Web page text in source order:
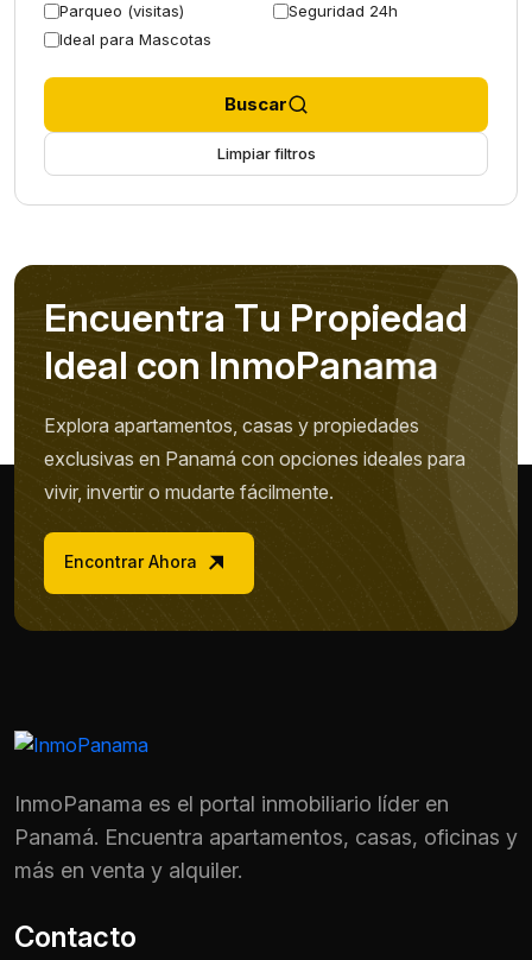
Parqueo (visitas)
Seguridad 24h
Ideal para Mascotas
Buscar
Limpiar filtros
Encuentra Tu Propiedad
Ideal con InmoPanama
Explora apartamentos, casas y propiedades
exclusivas en Panamá con opciones ideales para
vivir, invertir o mudarte fácilmente.
Encontrar Ahora
InmoPanama es el portal inmobiliario líder en
Panamá. Encuentra apartamentos, casas, oficinas y
más en venta y alquiler.
Contacto